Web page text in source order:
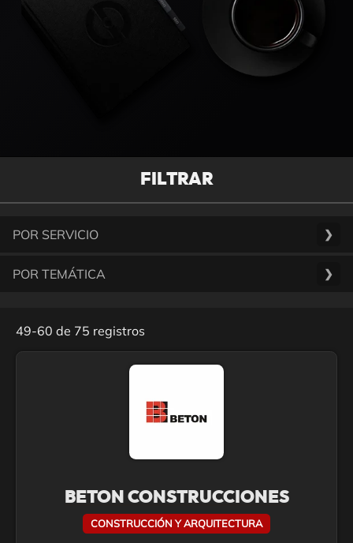
FILTRAR
POR SERVICIO ❯
POR TEMÁTICA ❯
49-60 de 75 registros
BETON CONSTRUCCIONES
CONSTRUCCIÓN Y ARQUITECTURA